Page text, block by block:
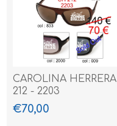
CAROLINA HERRERA
212 - 2203
€70,00